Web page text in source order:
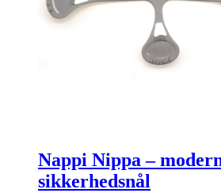
Nappi Nippa –
sikkerhedsnål